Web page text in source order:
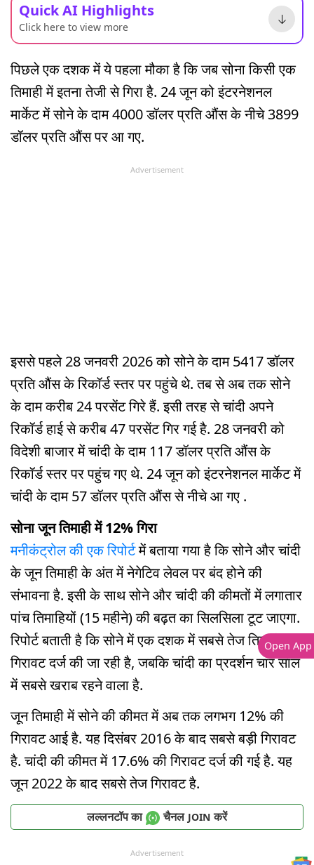
Quick AI Highlights
Click here to view more
पिछले एक दशक में ये पहला मौका है कि जब सोना किसी एक
तिमाही में इतना तेजी से गिरा है. 24 जून को इंटरनेशनल
मार्केट में सोने के दाम 4000 डॉलर प्रति औंस के नीचे 3899
डॉलर प्रति औंस पर आ गए.
Advertisement
इससे पहले 28 जनवरी 2026 को सोने के दाम 5417 डॉलर
प्रति औंस के रिकॉर्ड स्तर पर पहुंचे थे. तब से अब तक सोने
के दाम करीब 24 परसेंट गिरे हैं. इसी तरह से चांदी अपने
रिकॉर्ड हाई से करीब 47 परसेंट गिर गई है. 28 जनवरी को
विदेशी बाजार में चांदी के दाम 117 डॉलर प्रति औंस के
रिकॉर्ड स्तर पर पहुंच गए थे. 24 जून को इंटरनेशनल मार्केट में
चांदी के दाम 57 डॉलर प्रति औंस से नीचे आ गए .
सोना जून तिमाही में 12% गिरा
मनीकंट्रोल की एक रिपोर्टमें बताया गया है कि सोने और चांदी
के जून तिमाही के अंत में नेगेटिव लेवल पर बंद होने की
संभावना है. इसी के साथ सोने और चांदी की कीमतों में लगातार
पांच तिमाहियों (15 महीने) की बढ़त का सिलसिला टूट जाएगा.
रिपोर्ट बताती है कि सोने में एक दशक में सबसे तेज तिमाही
गिरावट दर्ज की जा रही है, जबकि चांदी का प्रदर्शन चार साल
में सबसे खराब रहने वाला है.
जून तिमाही में सोने की कीमत में अब तक लगभग 12% की
गिरावट आई है. यह दिसंबर 2016 के बाद सबसे बड़ी गिरावट
है. चांदी की कीमत में 17.6% की गिरावट दर्ज की गई है. यह
जून 2022 के बाद सबसे तेज गिरावट है.
लल्लनटॉप का चैनल JOIN करें
Advertisement
Open App